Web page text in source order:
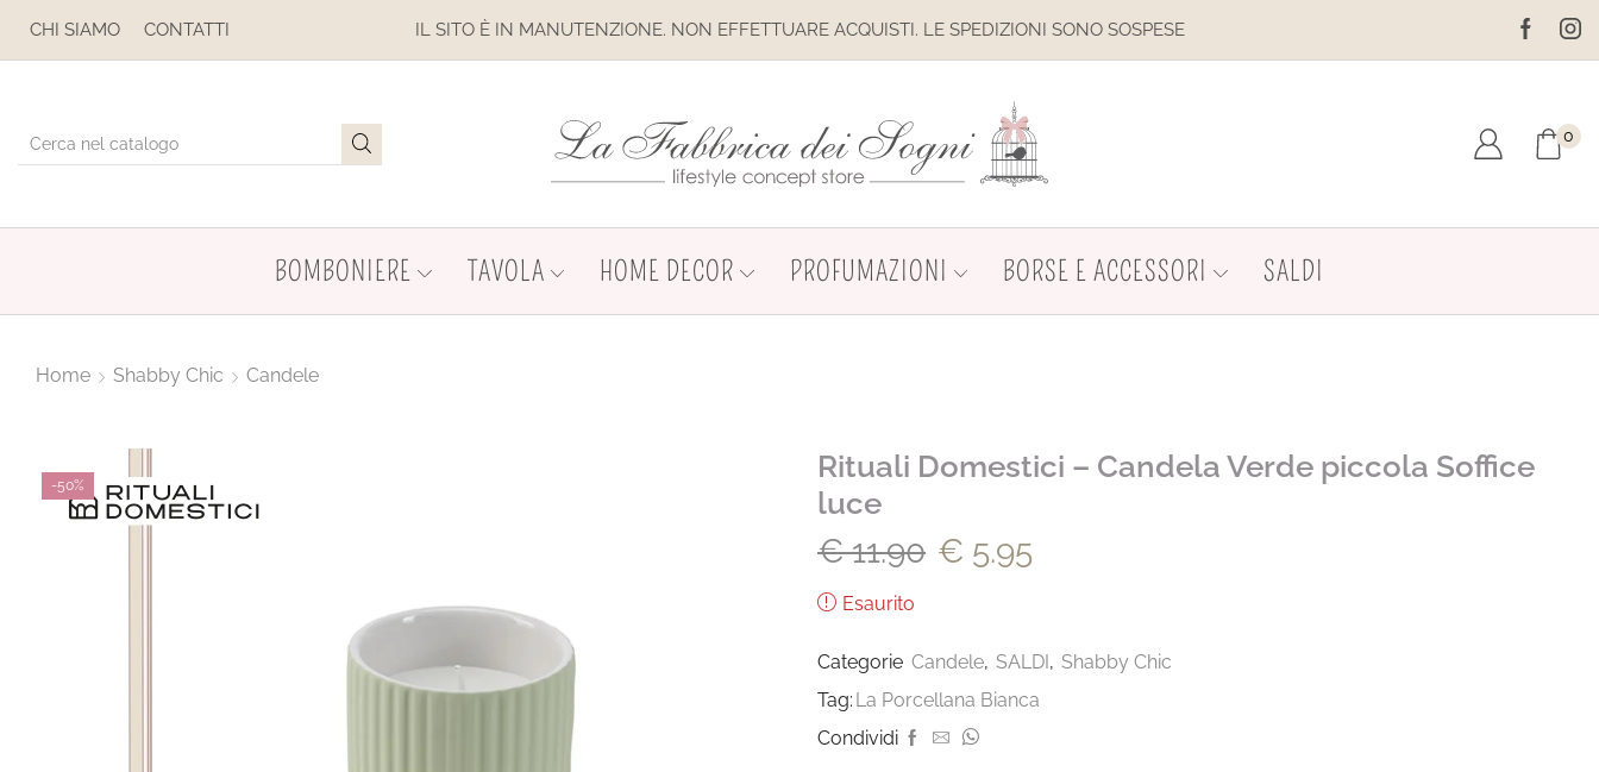
CHI SIAMO CONTATTI IL SITO È IN MANUTENZIONE. NON EFFETTUARE ACQUISTI. LE SPEDIZIONI SONO SOSPESE IL SITO È IN
0
BOMBONIERE TAVOLA HOME DECOR PROFUMAZIONI BORSE E ACCESSORI SALDI
Home Shabby Chic Candele
-50%
Rituali Domestici – Candela Verde piccola Soffice
luce
€11.90 € 5.95
Esaurito
Categorie Candele, SALDI, Shabby Chic
Tag: La Porcellana Bianca
Condividi